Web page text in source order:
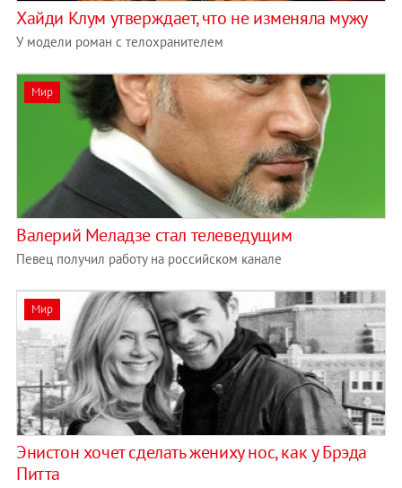
Хайди Клум утверждает, что не изменяла мужу
У модели роман с телохранителем
Мир
Валерий Меладзе стал телеведущим
Певец получил работу на российском канале
Мир
Энистон хочет сделать жениху нос, как у Брэда
Питта